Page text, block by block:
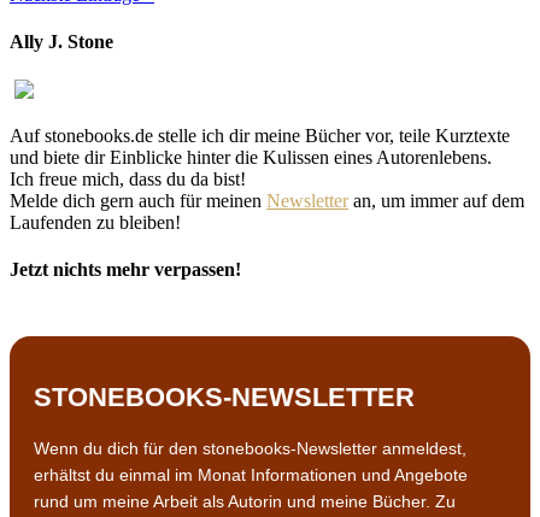
Ally J. Stone
Auf stonebooks.de stelle ich dir meine Bücher vor, teile Kurztexte
und biete dir Einblicke hinter die Kulissen eines Autorenlebens.
Ich freue mich, dass du da bist!
Melde dich gern auch für meinen Newsletteran, um immer auf dem
Laufenden zu bleiben!
Jetzt nichts mehr verpassen!
STONEBOOKS-NEWSLETTER
Wenn du dich für den stonebooks-Newsletter anmeldest,
erhältst du einmal im Monat Informationen und Angebote
rund um meine Arbeit als Autorin und meine Bücher. Zu